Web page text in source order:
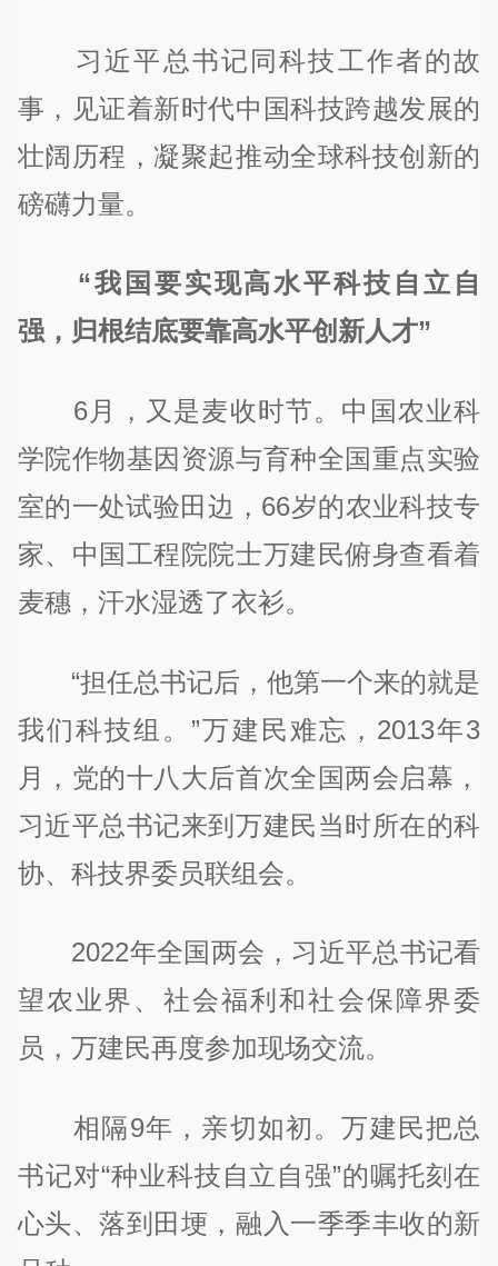
习近平总书记同科技工作者的故
事，见证着新时代中国科技跨越发展的
壮阔历程，凝聚起推动全球科技创新的
磅礴力量。
“我国要实现高水平科技自立自
强，归根结底要靠高水平创新人才”
6月，又是麦收时节。中国农业科
学院作物基因资源与育种全国重点实验
室的一处试验田边，66岁的农业科技专
家、中国工程院院士万建民俯身查看着
麦穗，汗水湿透了衣衫。
“担任总书记后，他第一个来的就是
我们科技组。”万建民难忘，2013年3
月，党的十八大后首次全国两会启幕，
习近平总书记来到万建民当时所在的科
协、科技界委员联组会。
2022年全国两会，习近平总书记看
望农业界、社会福利和社会保障界委
员，万建民再度参加现场交流。
相隔9年，亲切如初。万建民把总
书记对“种业科技自立自强”的嘱托刻在
心头、落到田埂，融入一季季丰收的新